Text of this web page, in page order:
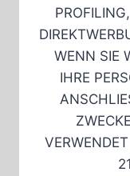
WENN SIE
IHRE